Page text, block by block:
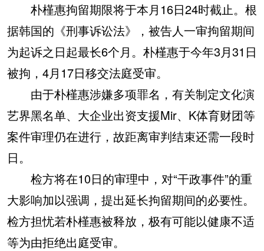
朴槿惠拘留期限将于本月16日24时截止。根
据韩国的《刑事诉讼法》，被告人一审拘留期间
为起诉之日起最长6个月。朴槿惠于今年3月31日
被拘，4月17日移交法庭受审。
由于朴槿惠涉嫌多项罪名，有关制定文化演
艺界黑名单、大企业出资支援Mir、K体育财团等
案件审理仍在进行，故距离审判结束还需一段时
日。
检方将在10日的审理中，对“干政事件”的重
大影响加以强调，提出延长拘留期间的必要性。
检方担忧若朴槿惠被释放，极有可能以健康不适
等为由拒绝出庭受审。